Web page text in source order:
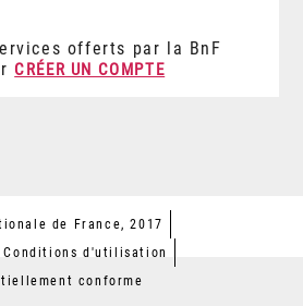
offerts par la BnF
CRÉER UN COMPTE
de France, 2017
Conditions d'utilisation
conforme